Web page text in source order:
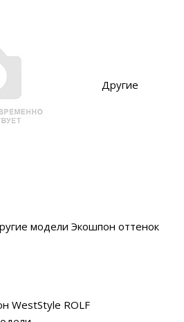
Другие
модели Экошпон оттенок
WestStyle ROLF